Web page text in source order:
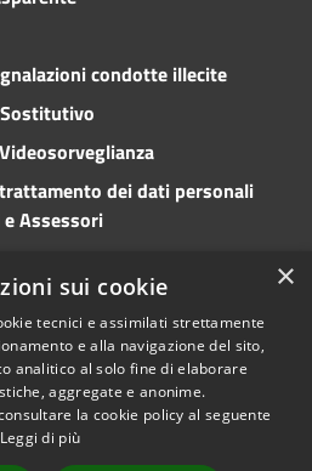
condotte illecite
dei dati personali
Assessori
Copyright © 2026 • Comune di
Cento • Powered by
×
sui cookie
tecnici e assimilati strettamente
e alla navigazione del sito,
analitico al solo fine di elaborare
aggregate e anonime.
la cookie policy al seguente
Leggi di più